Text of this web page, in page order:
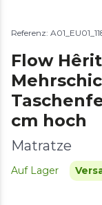
Referenz:
Flow
cm hoch
Matratze
Auf Lager